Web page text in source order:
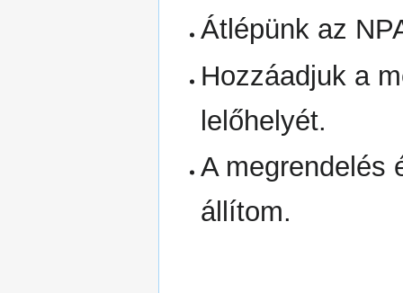
Átlépünk az
Hozzáadjuk a
lelőhelyét.
A megrendelés
állítom.